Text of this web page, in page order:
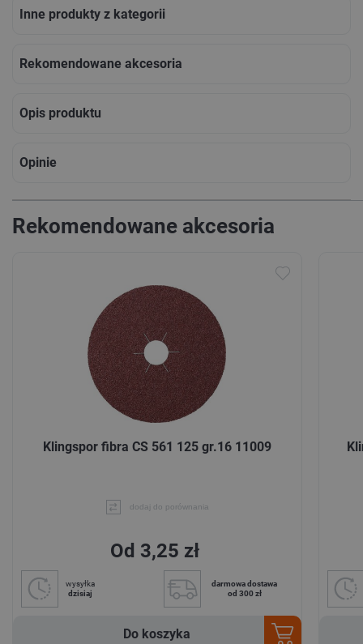
Inne produkty z kategorii
Rekomendowane akcesoria
Opis produktu
Opinie
Rekomendowane akcesoria
Klingspor fibra CS 561 125 gr.16 11009
dodaj do porównania
Od 3,25 zł
wysyłka
dzisiaj
darmowa dostawa
od 300 zł
Do koszyka